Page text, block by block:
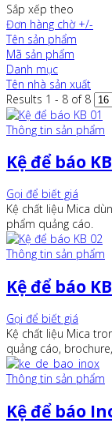
Sắp xếp theo
Đơn hàng chờ +/-
Tên sản phẩm
Mã sản phẩm
Danh mục
Tên nhà sản xuất
Results 1 - 8 of 8
Thông tin sản phẩm
Kệ để báo
Gọi để biết giá
Kệ chất liệu Mica
phẩm quảng cáo.
Thông tin sản phẩm
Kệ để báo
Gọi để biết giá
Kệ chất liệu Mica
quảng cáo,
Thông tin sản phẩm
Kệ để báo